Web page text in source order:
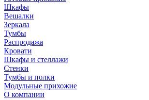
Шкафы
Вешалки
Зеркала
Тумбы
Распродажа
Кровати
Шкафы и стеллажи
Стенки
Тумбы и полки
Модульные прихожие
О компании